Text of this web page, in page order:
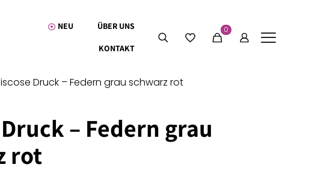
NEU ÜBER UNS
KONTAKT
0
Druck – Federn grau schwarz rot
– Federn grau
rot